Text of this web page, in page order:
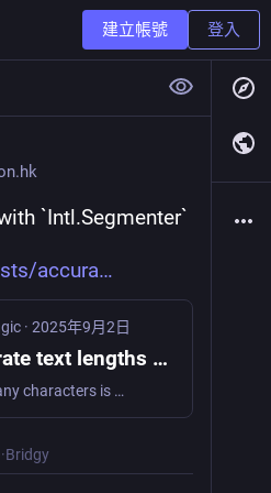
建立帳號 登入
`Intl.Segmenter`
accura
· 2025年9月2日
Accurate text lengths with `Intl.Segmenter` API
How many characters is 👨‍👩‍👧‍👦?
·Bridgy